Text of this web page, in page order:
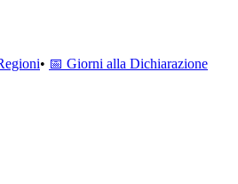
• 📅 Giorni alla Dichiarazione